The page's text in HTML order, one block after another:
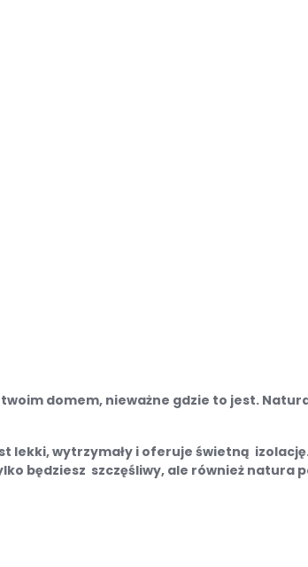
domem, nieważne gdzie to jest.
lekki, wytrzymały i oferuje świetną
będziesz szczęśliwy, ale również natura